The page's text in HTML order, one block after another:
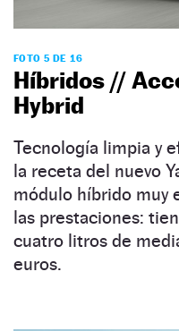
FOTO 5 DE 16
Híbridos //
Hybrid
Tecnología limpia y
la receta del nuevo
módulo híbrido muy
las prestaciones:
cuatro litros de
euros.